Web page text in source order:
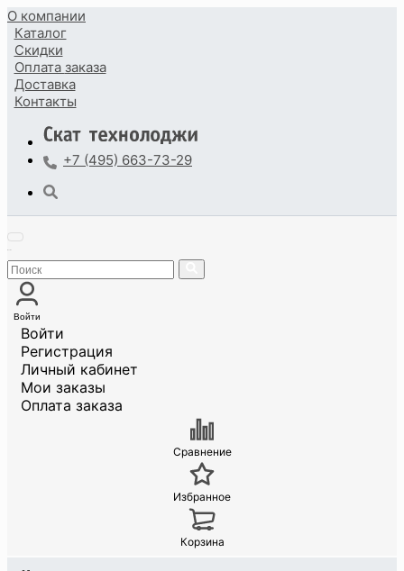
О компании
Каталог
Скидки
Оплата заказа
Доставка
Контакты
+7 (495) 663-73-29
Войти
Войти
Регистрация
Личный кабинет
Мои заказы
Оплата заказа
Сравнение
Избранное
Корзина